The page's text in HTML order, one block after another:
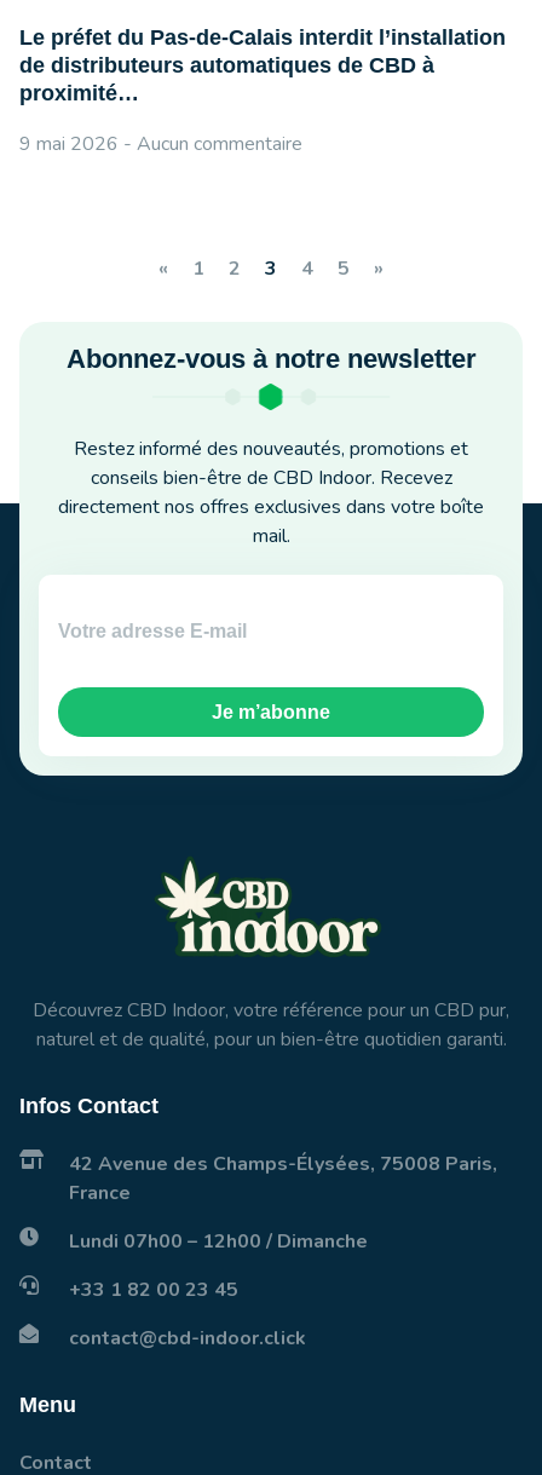
Le préfet du Pas-de-Calais interdit l’installation
de distributeurs automatiques de CBD à
proximité…
9 mai 2026 Aucun commentaire
« 1 2 3 4 5 »
Abonnez-vous à notre newsletter
Restez informé des nouveautés, promotions et
conseils bien-être de CBD Indoor. Recevez
directement nos offres exclusives dans votre boîte
mail.
Je m’abonne
Découvrez CBD Indoor, votre référence pour un CBD pur,
naturel et de qualité, pour un bien-être quotidien garanti.
Infos Contact
42 Avenue des Champs-Élysées, 75008 Paris,
France
Lundi 07h00 – 12h00 / Dimanche
+33 1 82 00 23 45
contact@cbd-indoor.click
Menu
Contact